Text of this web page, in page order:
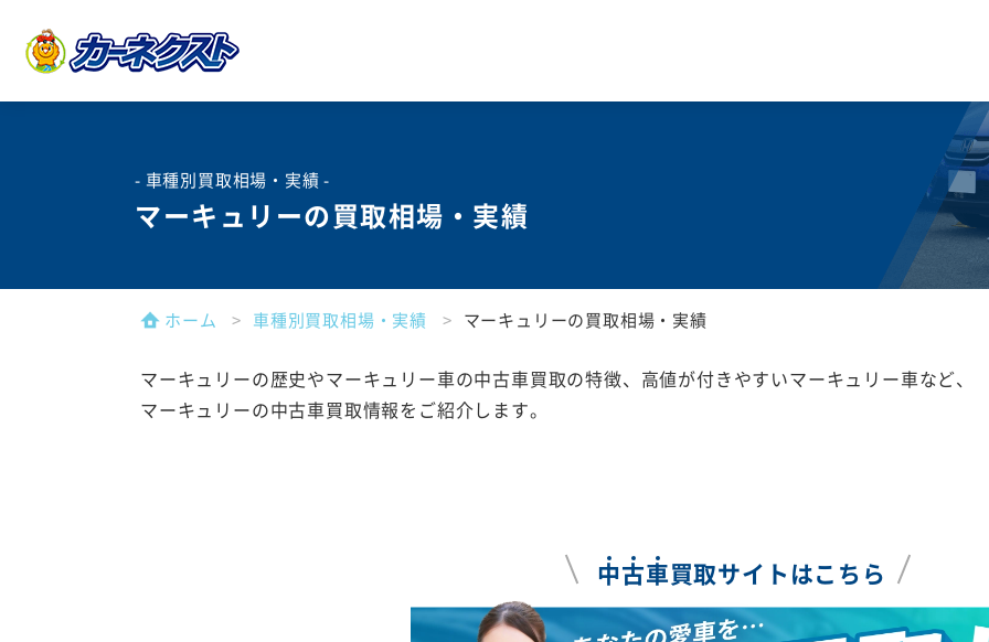
- 車種別買取相場・実績 -
マーキュリーの買取相場・実績
ホーム 車種別買取相場・実績 マーキュリーの買取相場・実績
マーキュリーの歴史やマーキュリー車の中古車買取の特徴、高値が付きやすいマーキュリー車など、
マーキュリーの中古車買取情報をご紹介します。
中古車買取サイトはこちら